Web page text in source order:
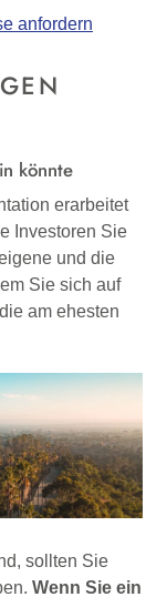
anfordern
könnte
erarbeitet
Investoren Sie
und die
Sie sich auf
am ehesten
sollten Sie
Wenn Sie ein